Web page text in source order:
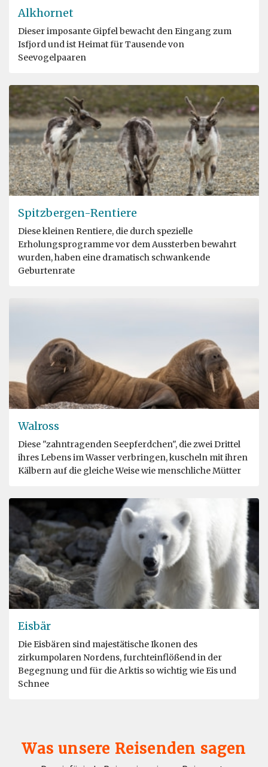
Alkhornet
Dieser imposante Gipfel bewacht den Eingang zum
Isfjord und ist Heimat für Tausende von
Seevogelpaaren
Spitzbergen-Rentiere
Diese kleinen Rentiere, die durch spezielle
Erholungsprogramme vor dem Aussterben bewahrt
wurden, haben eine dramatisch schwankende
Geburtenrate
Walross
Diese "zahntragenden Seepferdchen", die zwei Drittel
ihres Lebens im Wasser verbringen, kuscheln mit ihren
Kälbern auf die gleiche Weise wie menschliche Mütter
Eisbär
Die Eisbären sind majestätische Ikonen des
zirkumpolaren Nordens, furchteinflößend in der
Begegnung und für die Arktis so wichtig wie Eis und
Schnee
Was unsere Reisenden sagen